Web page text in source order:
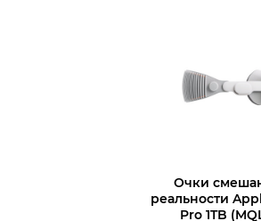
Очки
реальности
Pro 1TB